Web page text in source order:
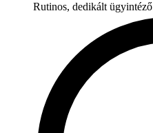
Rutinos, dedikált ügyintéző